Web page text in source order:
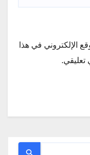
الإلكتروني في هذا
تعليقي.